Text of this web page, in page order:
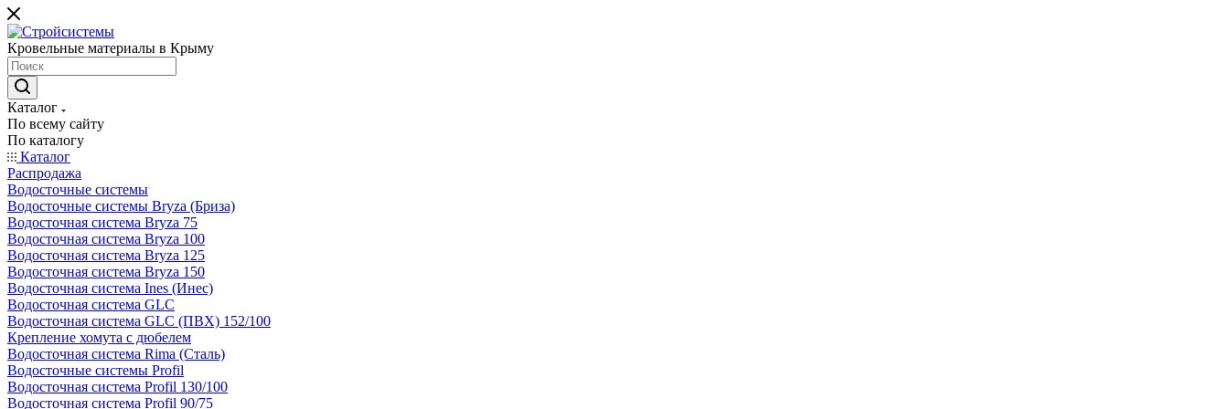
Кровельные материалы в Крыму
Каталог
По всему сайту
По каталогу
Каталог
Распродажа
Водосточные системы
Водосточные системы Bryza (Бриза)
Водосточная система Bryza 75
Водосточная система Bryza 100
Водосточная система Bryza 125
Водосточная система Bryza 150
Водосточная система Ines (Инес)
Водосточная система GLC
Водосточная система GLC (ПВХ) 152/100
Крепление хомута с дюбелем
Водосточная система Rima (Сталь)
Водосточные системы Profil
Водосточная система Profil 130/100
Водосточная система Profil 90/75